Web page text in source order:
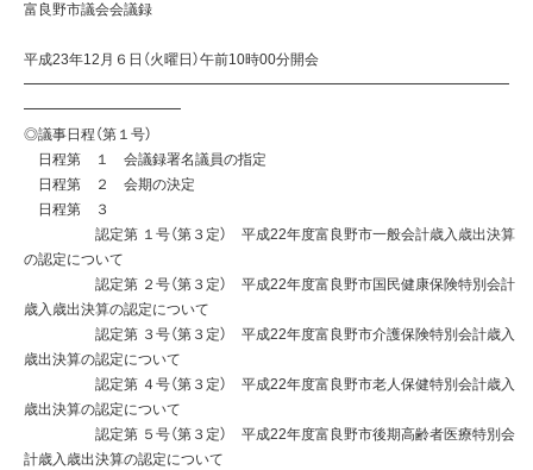
富良野市議会会議録
平成23年12月６日（火曜日）午前10時00分開会
━━━━━━━━━━━━━━━━━━━━━━━━━━━━━━━━━━
━━━━━━━━━━━
◎議事日程（第１号）
日程第 １ 会議録署名議員の指定
日程第 ２ 会期の決定
日程第 ３
認定第 １号（第３定） 平成22年度富良野市一般会計歳入歳出決算
の認定について
認定第 ２号（第３定） 平成22年度富良野市国民健康保険特別会計
歳入歳出決算の認定について
認定第 ３号（第３定） 平成22年度富良野市介護保険特別会計歳入
歳出決算の認定について
認定第 ４号（第３定） 平成22年度富良野市老人保健特別会計歳入
歳出決算の認定について
認定第 ５号（第３定） 平成22年度富良野市後期高齢者医療特別会
計歳入歳出決算の認定について